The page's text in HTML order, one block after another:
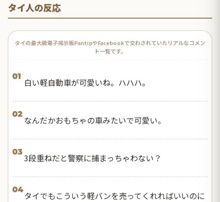
タイ人の反応
タイの最大級電子掲示板PantipやFacebookで交わされていたリアルなコメン
ト一覧です。
01
白い軽自動車が可愛いね。ハハハ。
02
なんだかおもちゃの車みたいで可愛い。
03
3段重ねだと警察に捕まっちゃわない？
04
タイでもこういう軽バンを売ってくれればいいのに